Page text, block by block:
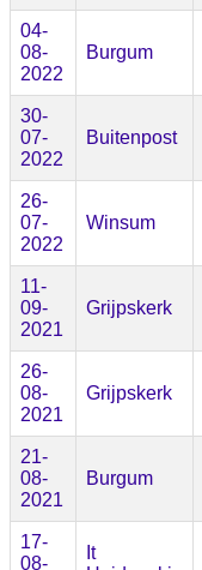
04-
08-
2022
Burgum
30-
07-
2022
Buitenpost
26-
07-
2022
Winsum
11-
09-
2021
Grijpskerk
26-
08-
2021
Grijpskerk
21-
08-
2021
Burgum
17-
08-
It